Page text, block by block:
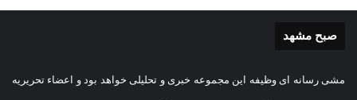
صبح مشهد
مشی رسانه ای وظیفه این مجموعه خبری و تحلیلی خواهد بود و اعضاء تحریریه